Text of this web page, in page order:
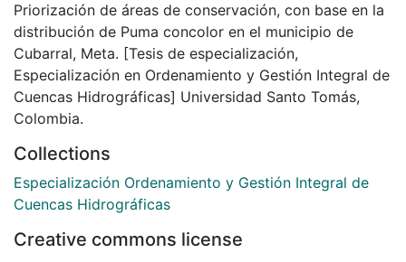
Priorización de áreas de conservación, con base en la
distribución de Puma concolor en el municipio de
Cubarral, Meta. [Tesis de especialización,
Especialización en Ordenamiento y Gestión Integral de
Cuencas Hidrográficas] Universidad Santo Tomás,
Colombia.
Collections
Especialización Ordenamiento y Gestión Integral de
Cuencas Hidrográficas
Creative commons license